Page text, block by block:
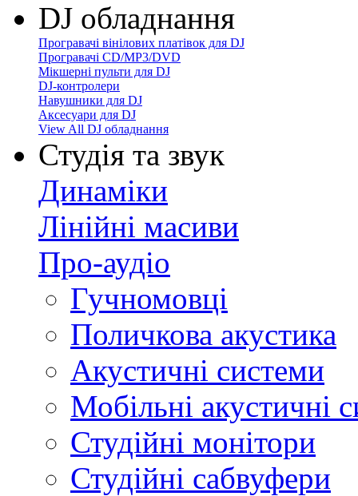
DJ обладнання
Програвачі вінілових платівок для DJ
Програвачі CD/MP3/DVD
Мікшерні пульти для DJ
DJ-контролери
Навушники для DJ
Аксесуари для DJ
View All DJ обладнання
Студія та звук
Динаміки
Лінійні масиви
Про-аудіо
Гучномовці
Поличкова акустика
Акустичні системи
Мобільні акустичні
Студійні монітори
Студійні сабвуфери